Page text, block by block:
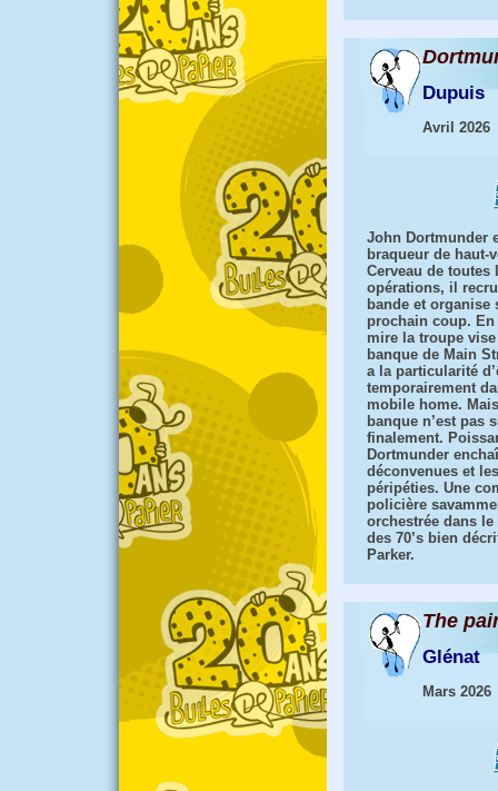
Dupuis
Avril 2026
John Dortmunder
braqueur de haut-
Cerveau de toutes
opérations, il
bande et organise
prochain coup.
mire la troupe
banque de Main
a la particularité
temporairement
mobile home.
banque n’est pas
finalement.
Dortmunder
déconvenues et les
péripéties. Une
policière
orchestrée dans le
des 70’s bien
Parker.
The
Glénat
Mars 2026